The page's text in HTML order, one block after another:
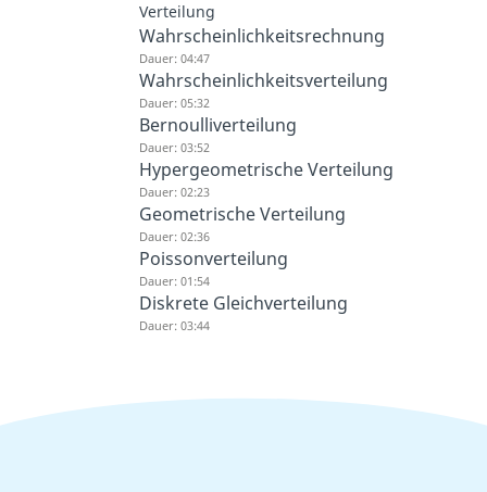
Verteilung
Wahrscheinlichkeitsrechnung
Dauer: 04:47
Wahrscheinlichkeitsverteilung
Dauer: 05:32
Bernoulliverteilung
Dauer: 03:52
Hypergeometrische Verteilung
Dauer: 02:23
Geometrische Verteilung
Dauer: 02:36
Poissonverteilung
Dauer: 01:54
Diskrete Gleichverteilung
Dauer: 03:44